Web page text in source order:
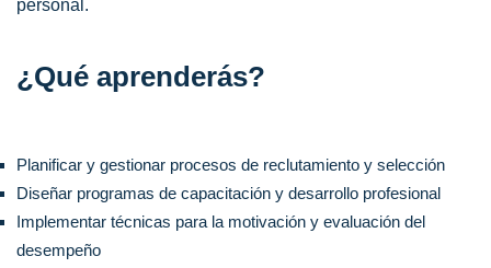
personal.
¿Qué aprenderás?
Planificar y gestionar procesos de reclutamiento y selección
Diseñar programas de capacitación y desarrollo profesional
Implementar técnicas para la motivación y evaluación del
desempeño